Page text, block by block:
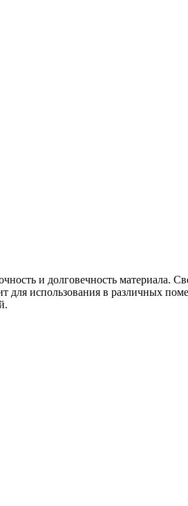
и долговечность материала.
для использования в различных